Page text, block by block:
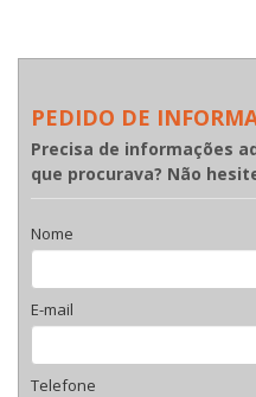
PEDIDO DE
Precisa de informações
que procurava? Não
Nome
E-mail
Telefone